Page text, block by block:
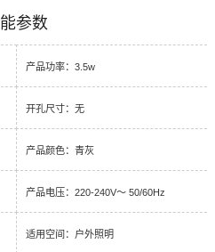
参数
产品功率：3.5w
开孔尺寸：无
产品颜色：青灰
产品电压：220-240V～ 50/60Hz
适用空间：户外照明